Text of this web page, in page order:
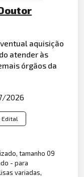
aquisição
atender às
órgãos da
2026
Edital
tamanho 09
- para
variadas,